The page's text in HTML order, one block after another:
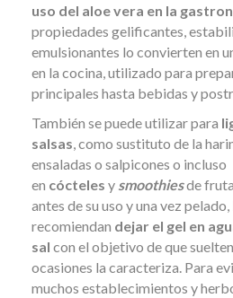
uso del aloe vera en la
propiedades gelificantes,
emulsionantes lo convierten en
en la cocina, utilizado para
principales hasta bebidas y
También se puede utilizar para
salsas, como sustituto de la
ensaladas o salpicones o incluso
en cócteles y smoothiesde
antes de su uso y una vez
recomiendan dejar el gel en
sal con el objetivo de que
ocasiones la caracteriza. Para
muchos establecimientos y